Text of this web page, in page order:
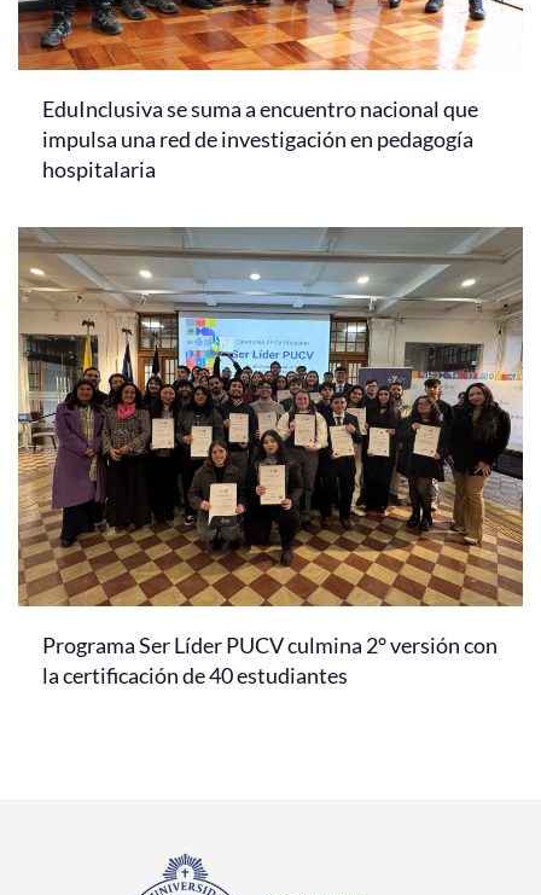
EduInclusiva se suma a encuentro nacional que
impulsa una red de investigación en pedagogía
hospitalaria
Programa Ser Líder PUCV culmina 2° versión con
la certificación de 40 estudiantes